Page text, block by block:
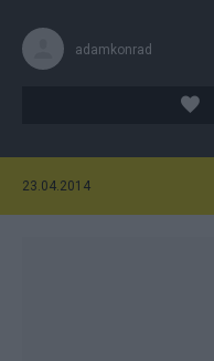
adamkonrad
23.04.2014